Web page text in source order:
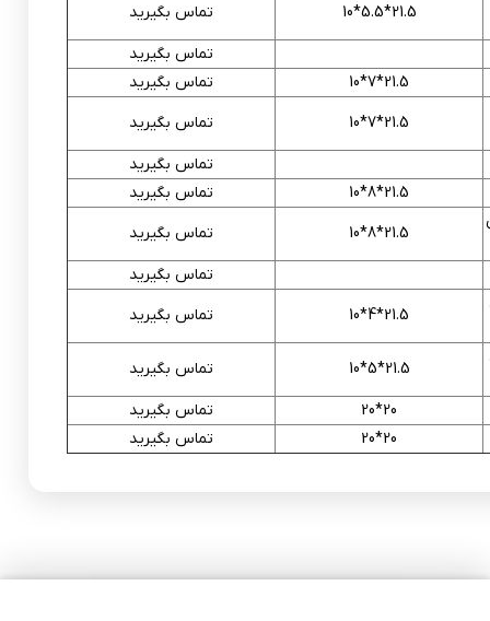
21.5*
5.5
*10
تماس بگیرید
تماس بگیرید
21.5*
7
*10
تماس بگیرید
21.5*
7
*10
تماس بگیرید
تماس بگیرید
21.5*
8
*10
تماس بگیرید
21.5*
8
*10
تماس بگیرید
تماس بگیرید
21.5*4*10
تماس بگیرید
21.5*
5
*10
تماس بگیرید
20*20
تماس بگیرید
20
*20 تماس بگیرید